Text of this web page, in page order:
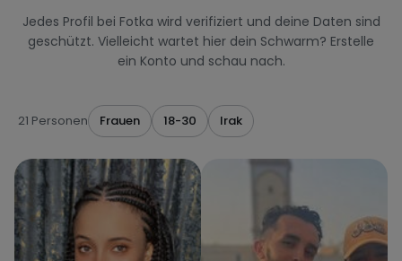
Jedes Profil bei Fotka wird verifiziert und deine Daten sind
geschützt. Vielleicht wartet hier dein Schwarm? Erstelle
ein Konto und schau nach.
21 Personen Frauen 18-30 Irak